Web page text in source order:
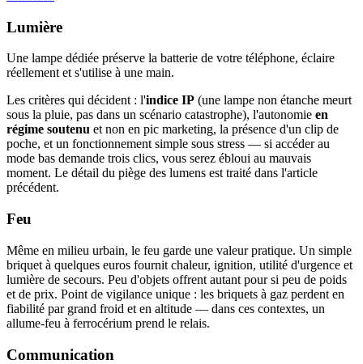
Lumière
Une lampe dédiée préserve la batterie de votre téléphone, éclaire
réellement et s'utilise à une main.
Les critères qui décident : l'indice IP (une lampe non étanche meurt
sous la pluie, pas dans un scénario catastrophe), l'autonomie en
régime soutenu et non en pic marketing, la présence d'un clip de
poche, et un fonctionnement simple sous stress — si accéder au
mode bas demande trois clics, vous serez ébloui au mauvais
moment. Le détail du piège des lumens est traité dans l'article
précédent.
Feu
Même en milieu urbain, le feu garde une valeur pratique. Un simple
briquet à quelques euros fournit chaleur, ignition, utilité d'urgence et
lumière de secours. Peu d'objets offrent autant pour si peu de poids
et de prix. Point de vigilance unique : les briquets à gaz perdent en
fiabilité par grand froid et en altitude — dans ces contextes, un
allume-feu à ferrocérium prend le relais.
Communication